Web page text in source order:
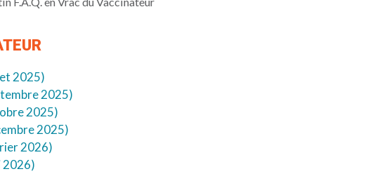
2025)
2025)
2025)
2025)
2026)
2026)